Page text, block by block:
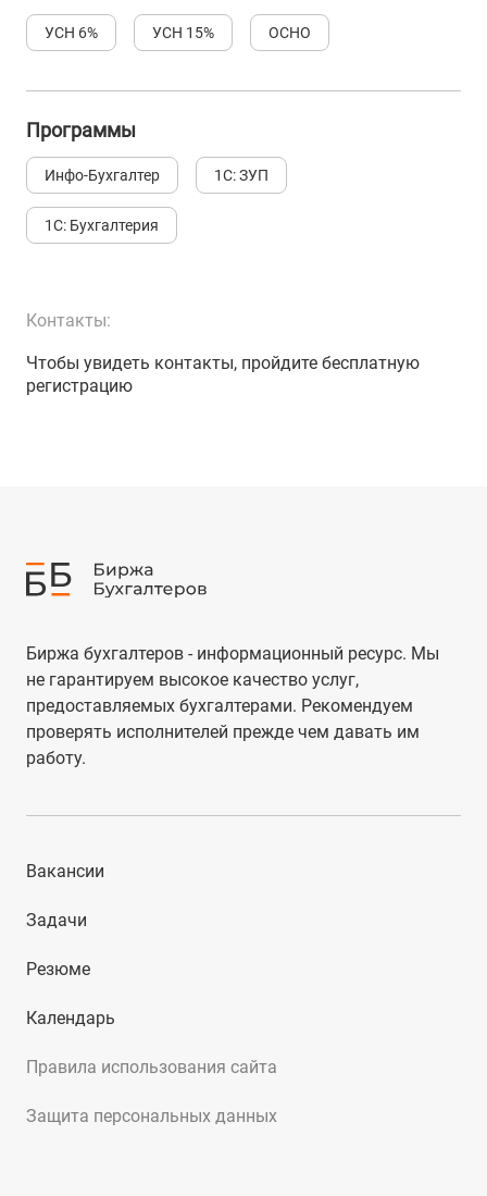
УСН 6% УСН 15% ОСНО
Программы
Инфо-Бухгалтер 1С: ЗУП
1С: Бухгалтерия
Контакты:
Чтобы увидеть контакты, пройдите бесплатную
регистрацию
Биржа бухгалтеров - информационный ресурс. Мы
не гарантируем высокое качество услуг,
предоставляемых бухгалтерами. Рекомендуем
проверять исполнителей прежде чем давать им
работу.
Правила использования сайта
Защита персональных данных
Вакансии
Задачи
Резюме
Календарь